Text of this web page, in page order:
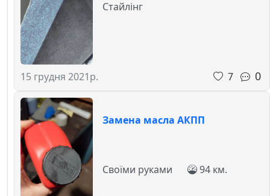
15 грудня 2021р.
Стайлінг
7 0
Замена масла АКПП
Своїми руками 94 км.